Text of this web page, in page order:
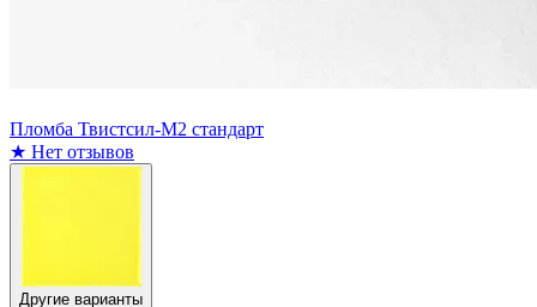
Пломба Твистсил-М2 стандарт
★ Нет отзывов
Другие варианты